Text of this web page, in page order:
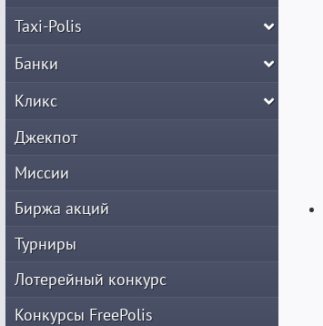
Taxi-Polis
Банки
Кликс
Джекпот
Миссии
Биржа акций
Турниры
Лотерейный конкурс
Конкурсы FreePolis